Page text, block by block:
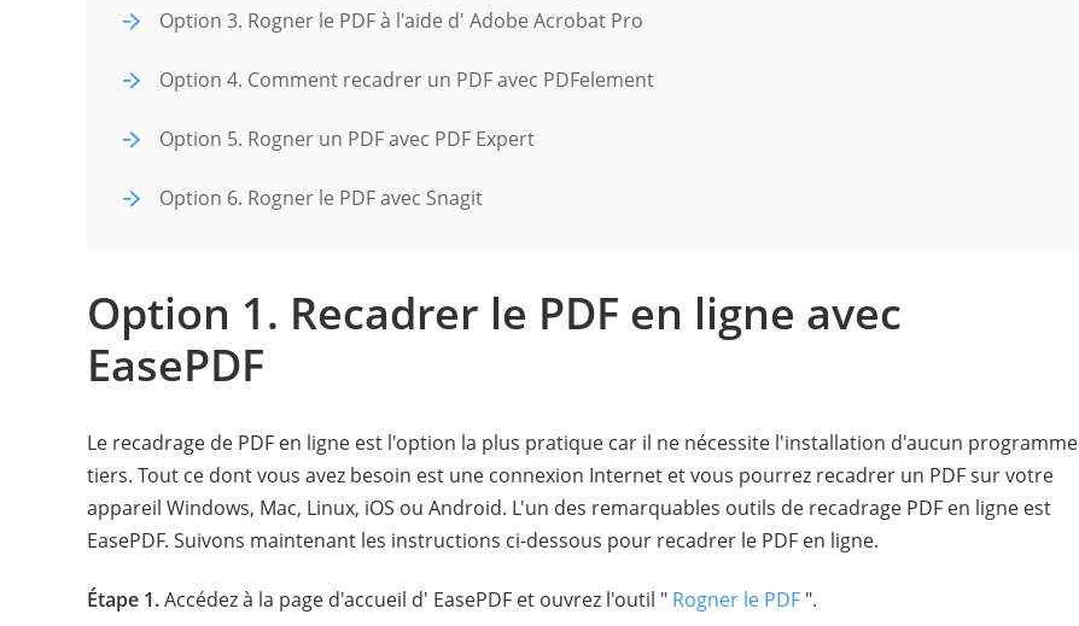
Option 3. Rogner le PDF à l'aide d' Adobe Acrobat Pro
Option 4. Comment recadrer un PDF avec PDFelement
Option 5. Rogner un PDF avec PDF Expert
Option 6. Rogner le PDF avec Snagit
Option 1. Recadrer le PDF en ligne avec
EasePDF
Le recadrage de PDF en ligne est l'option la plus pratique car il ne nécessite l'installation d'aucun programme
tiers. Tout ce dont vous avez besoin est une connexion Internet et vous pourrez recadrer un PDF sur votre
appareil Windows, Mac, Linux, iOS ou Android. L'un des remarquables outils de recadrage PDF en ligne est
EasePDF. Suivons maintenant les instructions ci-dessous pour recadrer le PDF en ligne.
Étape 1.Accédez à la page d'accueil d' EasePDF et ouvrez l'outil " Rogner le PDF ".